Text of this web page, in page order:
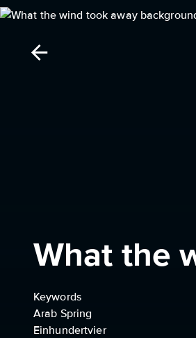
What the
Keywords
Arab Spring
Einhundertvier